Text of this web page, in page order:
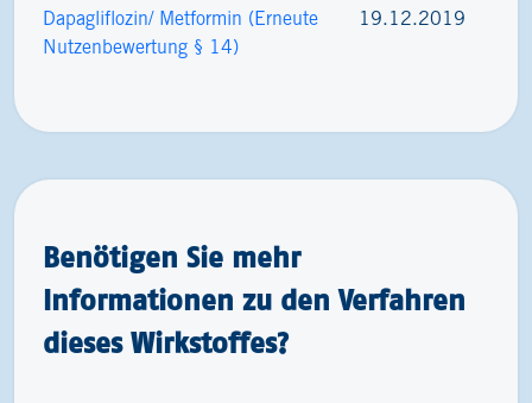
Dapagliflozin/ Metformin (Erneute
Nutzenbewertung § 14)
19.12.2019
Benötigen Sie mehr
Informationen zu den Verfahren
dieses Wirkstoffes?